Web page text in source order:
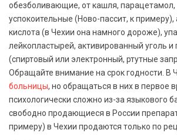
обезболивающие, от кашля, парацетамол,
успокоительные (Ново-пассит, к примеру),
кислота (в Чехии она намного дороже),
лейкопластырей, активированный уголь и
(спиртовый или электронный, ртутные
Обращайте внимание на срок годности. В
больницы, но обращаться в них в первое
психологически сложно из-за языкового
свободно продающиеся в России
примеру) в Чехии продаются только по